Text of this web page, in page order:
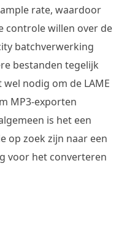
rate, waardoor
controle willen over de
batchverwerking
bestanden tegelijk
nodig om de LAME
MP3-exporten
is het een
op zoek zijn naar een
voor het converteren